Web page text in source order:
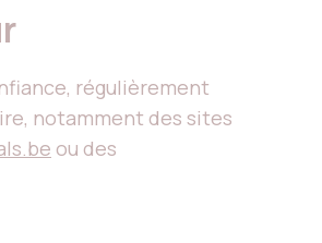
régulièrement
notamment des sites
ou des